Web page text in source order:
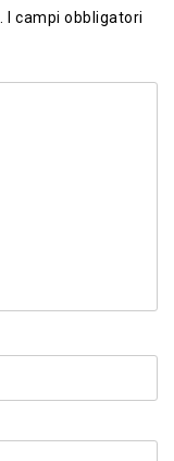
I campi obbligatori